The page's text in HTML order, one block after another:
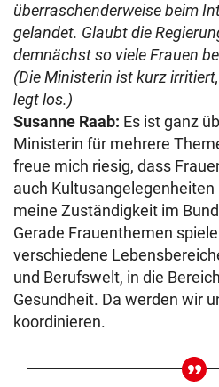
überraschenderweise beim
gelandet. Glaubt die
demnächst so viele Frauen
(Die Ministerin ist kurz
legt los.)
Susanne Raab: Es ist ganz
Ministerin für mehrere
freue mich riesig, dass
auch
meine Zuständigkeit im
Gerade Frauenthemen
verschiedene
und Berufswelt, in die
Gesundheit. Da werden wir
koordinieren.